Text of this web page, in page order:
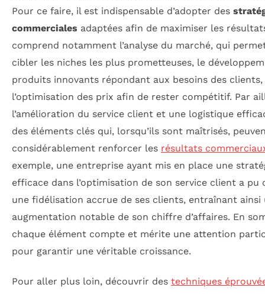
Pour ce faire, il est indispensable d’adopter des
commerciales adaptées afin de maximiser les
comprend notamment l’analyse du marché, qui
cibler les niches les plus prometteuses, le
produits innovants répondant aux besoins des
l’optimisation des prix afin de rester compétitif. Par
l’amélioration du service client et une logistique
des éléments clés qui, lorsqu’ils sont maîtrisés,
considérablement renforcer les résultats
exemple, une entreprise ayant mis en place une
efficace dans l’optimisation de son service client a pu
une fidélisation accrue de ses clients, entraînant ainsi
augmentation notable de son chiffre d’affaires. En
chaque élément compte et mérite une attention
pour garantir une véritable croissance.
Pour aller plus loin, découvrir des techniques